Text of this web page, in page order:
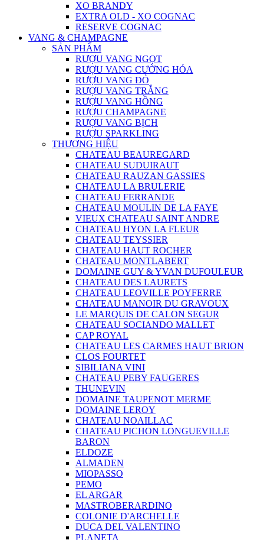
XO BRANDY
EXTRA OLD - XO COGNAC
RESERVE COGNAC
VANG & CHAMPAGNE
SẢN PHẨM
RƯỢU VANG NGỌT
RƯỢU VANG CƯỜNG HÓA
RƯỢU VANG ĐỎ
RƯỢU VANG TRẮNG
RƯỢU VANG HỒNG
RƯỢU CHAMPAGNE
RƯỢU VANG BỊCH
RƯỢU SPARKLING
THƯƠNG HIỆU
CHATEAU BEAUREGARD
CHATEAU SUDUIRAUT
CHATEAU RAUZAN GASSIES
CHATEAU LA BRULERIE
CHATEAU FERRANDE
CHATEAU MOULIN DE LA FAYE
VIEUX CHATEAU SAINT ANDRE
CHATEAU HYON LA FLEUR
CHATEAU TEYSSIER
CHATEAU HAUT ROCHER
CHATEAU MONTLABERT
DOMAINE GUY & YVAN DUFOULEUR
CHATEAU DES LAURETS
CHATEAU LEOVILLE POYFERRE
CHATEAU MANOIR DU GRAVOUX
LE MARQUIS DE CALON SEGUR
CHATEAU SOCIANDO MALLET
CAP ROYAL
CHATEAU LES CARMES HAUT BRION
CLOS FOURTET
SIBILIANA VINI
CHATEAU PEBY FAUGERES
THUNEVIN
DOMAINE TAUPENOT MERME
DOMAINE LEROY
CHATEAU NOAILLAC
CHATEAU PICHON LONGUEVILLE
BARON
ELDOZE
ALMADEN
MIOPASSO
PEMO
EL ARGAR
MASTROBERARDINO
COLONIE D'ARCHELLE
DUCA DEL VALENTINO
PLANETA